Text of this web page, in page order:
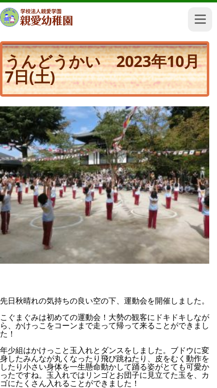
うんどうかい 2023年10月
7日(土)
先日秋晴れの気持ちの良い空の下、運動会を開催しました。
こぐまぐみは初めての運動会！大勢の観客にドキドキしなが
ら、かけっこをコーンまで走って帰って来ることができまし
た！
年少組はかけっこと玉入れとダンスをしました。ブドウに変
身したみんなが丸くなったり飛び跳ねたり、皮をむく動作を
したり小さい身体を一生懸命動かして踊る姿がとても可愛か
ったですね。玉入れではリンゴとお団子に見立てた玉を、カ
ゴにたくさん入れることができました！